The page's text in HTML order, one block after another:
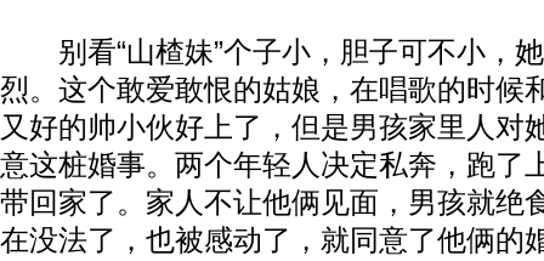
别看“山楂妹”个子小，胆子可不小，
烈。这个敢爱敢恨的姑娘，在唱歌的时候
又好的帅小伙好上了，但是男孩家里人对
意这桩婚事。两个年轻人决定私奔，跑了
带回家了。家人不让他俩见面，男孩就绝
在没法了，也被感动了，就同意了他俩的